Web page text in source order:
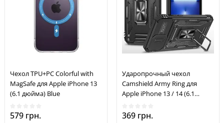
Чехол TPU+PC Colorful with
MagSafe для Apple iPhone 13
(6.1 дюйма) Blue
579 грн.
Ударопрочный чехол
Camshield Army Ring для
Apple iPhone 13 / 14 (6.1
369 грн.